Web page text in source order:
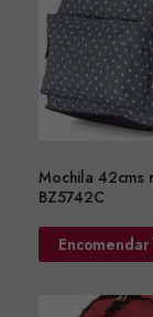
Mochila 42cms
BZ5742C
Encomendar